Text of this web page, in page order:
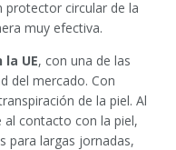
protector circular de la
muy efectiva.
UE, con una de las
del mercado. Con
de la piel. Al
contacto con la piel,
para largas jornadas,